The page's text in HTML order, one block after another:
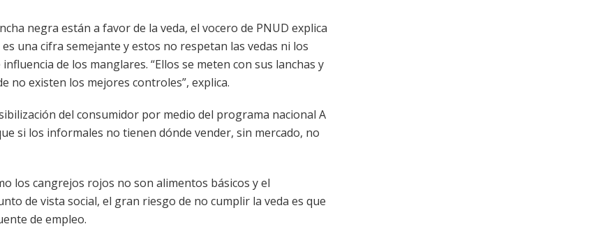
negra están a favor de la veda, el vocero de PNUD explica
una cifra semejante y estos no respetan las vedas ni los
de los manglares. “Ellos se meten con sus lanchas y
no existen los mejores controles”, explica.
del consumidor por medio del programa nacional A
si los informales no tienen dónde vender, sin mercado, no
los cangrejos rojos no son alimentos básicos y el
de vista social, el gran riesgo de no cumplir la veda es que
de empleo.